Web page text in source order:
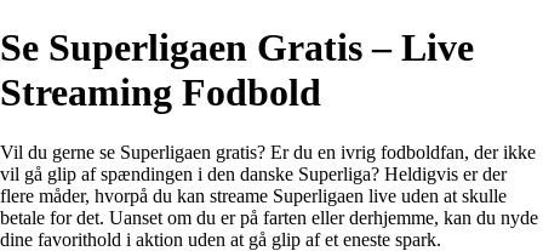
Se Superligaen Gratis – Live
Streaming Fodbold
Vil du gerne se Superligaen gratis? Er du en ivrig fodboldfan, der ikke
vil gå glip af spændingen i den danske Superliga? Heldigvis er der
flere måder, hvorpå du kan streame Superligaen live uden at skulle
betale for det. Uanset om du er på farten eller derhjemme, kan du nyde
dine favorithold i aktion uden at gå glip af et eneste spark.